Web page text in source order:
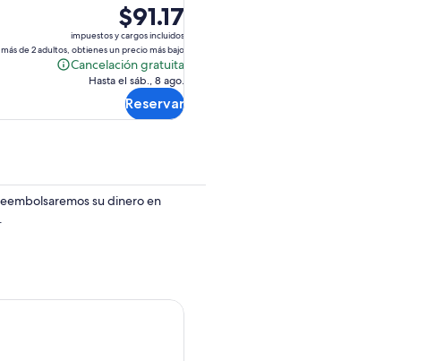
El
precio
es
de
$91.17.
$91.17
impuestos y cargos incluidos
más de 2 adultos, obtienes un precio más bajo
Cancelación gratuita
Cancelación
Hasta el sáb., 8 ago.
Reservar
su dinero en